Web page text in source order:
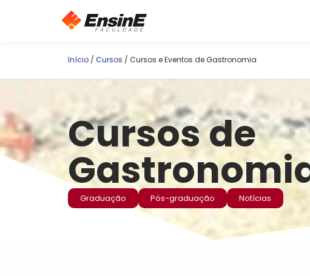
Início / Cursos / Cursos e Eventos de Gastronomia
Cursos de
Graduação Pós-graduação Notícias